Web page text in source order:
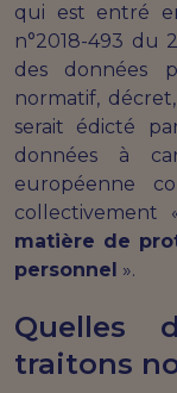
qui est entré
n°2018-493 du
des données
normatif,
serait édicté
données à
européenne
collectivement
matière de
personnel ».
Quelles
traitons